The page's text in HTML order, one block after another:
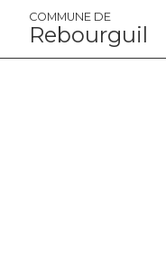
Panneau de gestion
COMMUNE DE
Rebourguil